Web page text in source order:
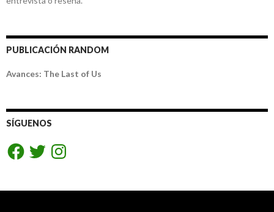
PUBLICACIÓN RANDOM
Avances: The Last of Us
SÍGUENOS
FacebookTwitterInstagram